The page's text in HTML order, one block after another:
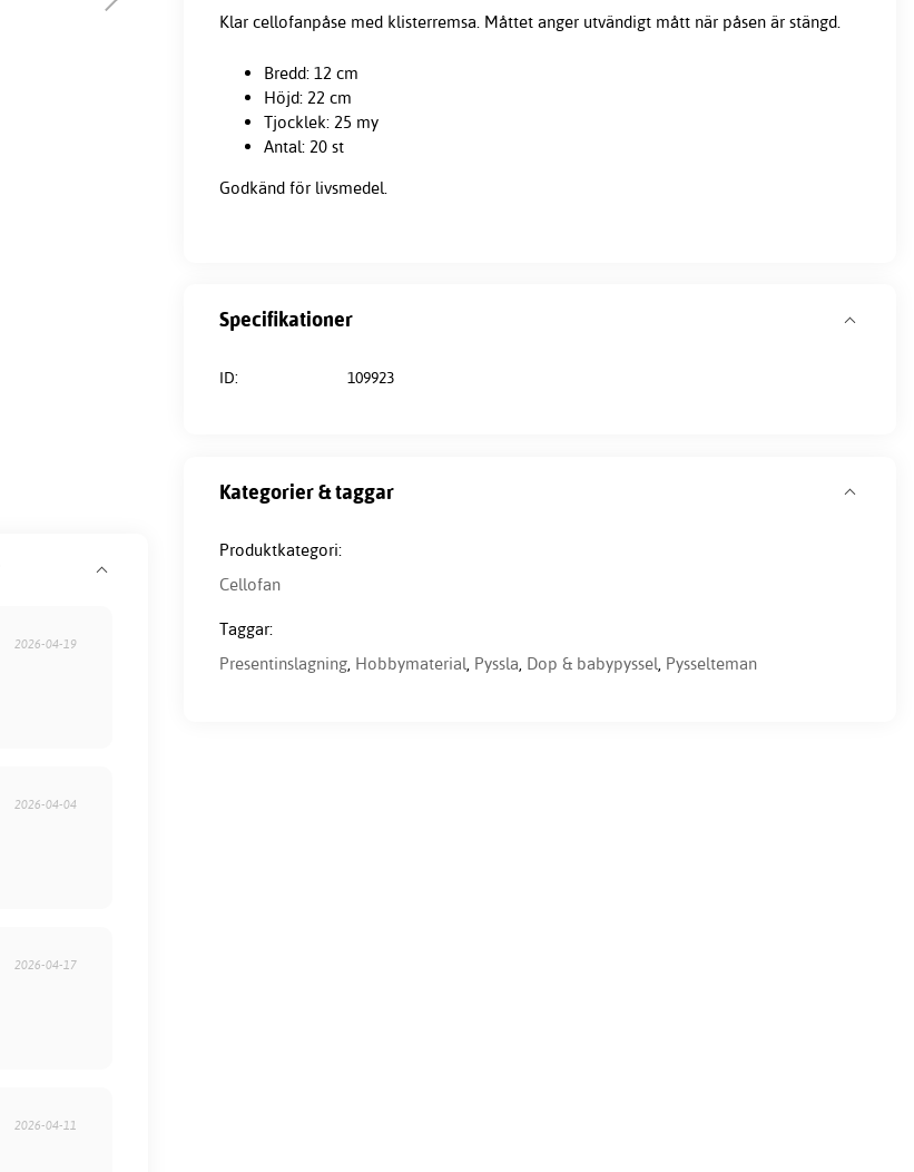
Klar cellofanpåse med klisterremsa. Måttet anger utvändigt mått när påsen är stängd.
Bredd: 12 cm
Höjd: 22 cm
Tjocklek: 25 my
Antal: 20 st
Godkänd för livsmedel.
Specifikationer
ID: 109923
Kategorier & taggar
Produktkategori:
Cellofan
Taggar:
Presentinslagning, Hobbymaterial, Pyssla, Dop & babypyssel, Pysselteman
2026-04-19
2026-04-04
2026-04-17
2026-04-11